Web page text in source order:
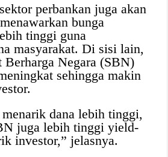
perbankan juga akan
bunga
tinggi guna
masyarakat. Di sisi lain,
Negara (SBN)
sehingga makin
menarik dana lebih tinggi,
juga lebih tinggi yield-
investor,” jelasnya.